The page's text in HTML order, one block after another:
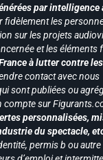
par
les
sur les projets
et les éléments
à lutter contre
contact avec nous
sont publiées ou
compte sur
personnalisées,
du spectacle,
permis b ou autre